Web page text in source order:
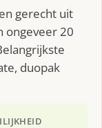
gerecht uit
ongeveer 20
duopak